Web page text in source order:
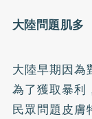
大陸問題肌
大陸早期因為
為了獲取暴利
民眾問題皮膚